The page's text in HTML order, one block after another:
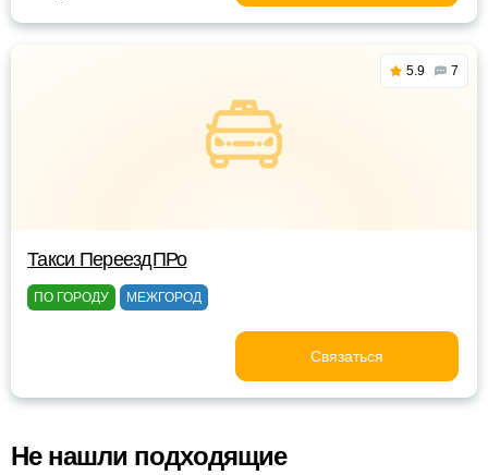
5.9 7
Такси ПереездПРо
ПО ГОРОДУ МЕЖГОРОД
Связаться
Не нашли подходящие